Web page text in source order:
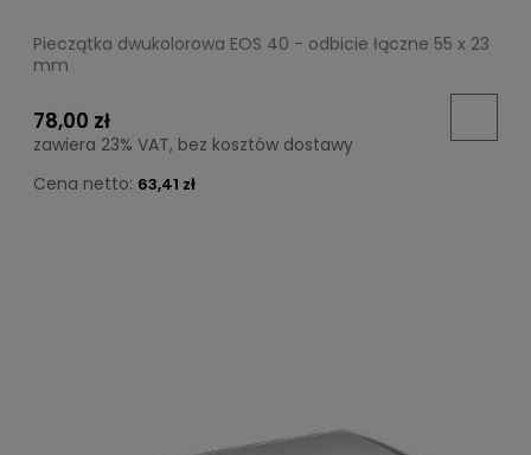
Pieczątka dwukolorowa EOS 40 - odbicie łączne 55 x 23
mm
78,00 zł
zawiera 23% VAT, bez kosztów dostawy
Cena netto: 63,41 zł